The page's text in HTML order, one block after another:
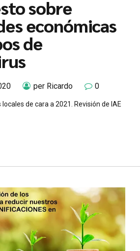
sobre
económicas
de
per Ricardo 0
de cara a 2021. Revisión de IAE